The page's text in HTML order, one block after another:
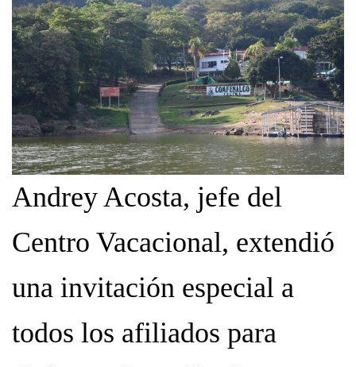
Andrey Acosta, jefe del
Centro Vacacional, extendió
una invitación especial a
todos los afiliados para